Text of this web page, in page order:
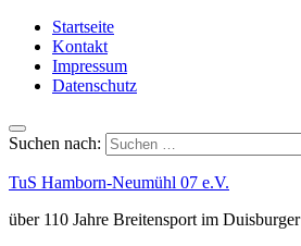
Startseite
Kontakt
Impressum
Datenschutz
Suchen nach:
TuS Hamborn-Neumühl 07 e.V.
über 110 Jahre Breitensport im Duisburger